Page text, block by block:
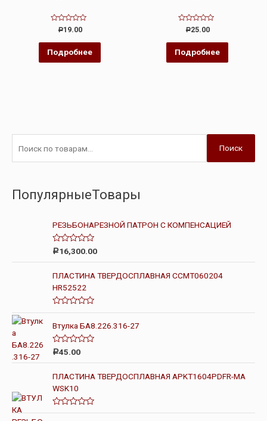
Оценка
из
Р19.00
Подробнее
Оценка
из
Р25.00
Подробнее
Поиск
ПопулярныеТовары
РЕЗЬБОНАРЕЗНОЙ ПАТРОН С КОМПЕНСАЦИЕЙ
О
е
н
к
а
0
и
з
Р16,300.00
ПЛАСТИНА ТВЕРДОСПЛАВНАЯ CCMT060204
HR52522
О
е
н
к
а
з
5
Втулка БА8.226.316-27
О
е
н
к
а
0
и
з
Р45.00
ПЛАСТИНА ТВЕРДОСПЛАВНАЯ APKT1604PDFR-MA
WSK10
О